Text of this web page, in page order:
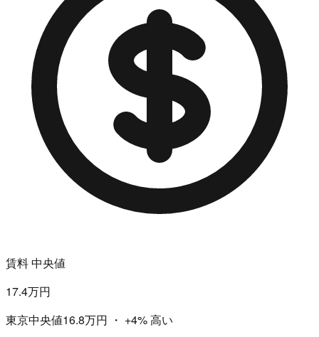
賃料 中央値
17.4万円
東京中央値16.8万円 ・ +4%高い